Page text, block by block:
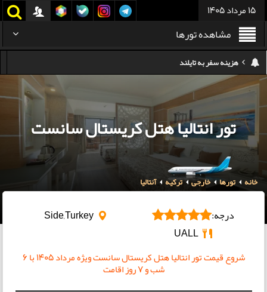
15 مرداد 1405
مشاهده تورها
کدام هواپیمایی کدام ترمینال مهرآباد؟
استرداد بلیط هواپیما در شرایط جنگی
هزینه تفریحات استانبول ۲۰۲۵
سفر به ارمنستان | دیدنی‌ها و تجربیات جذاب
معرفی بهترین غذاهای محلی و خیابانی دبی
هزینه سفر به گرجستان
هزینه سفر به تایلند
تور انتالیا هتل کریستال سانست
خانه تورها خارجی ترکیه آنتالیا
درجه:
شروع قیمت تور انتالیا هتل کریستال سانست ویژه مرداد ۱۴۰۵ با 6
شب و 7 روز اقامت